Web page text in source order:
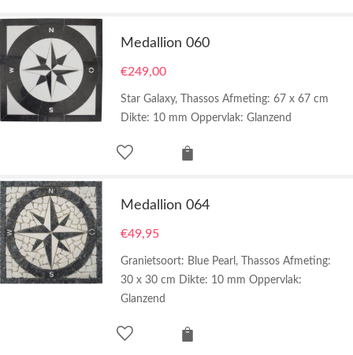
Medallion 060
€249,00
Star Galaxy, Thassos Afmeting: 67 x 67 cm
Dikte: 10 mm Oppervlak: Glanzend
Medallion 064
€49,95
Granietsoort: Blue Pearl, Thassos Afmeting:
30 x 30 cm Dikte: 10 mm Oppervlak:
Glanzend